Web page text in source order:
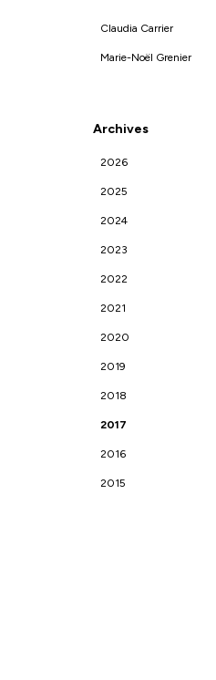
Claudia Carrier
Marie-Noël Grenier
Archives
2026
2025
2024
2023
2022
2021
2020
2019
2018
2017
2016
2015